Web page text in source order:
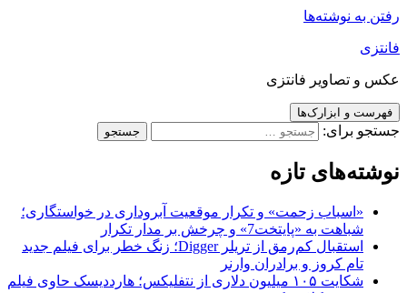
رفتن به نوشته‌ها
فانتزی
عکس و تصاویر فانتزی
فهرست و ابزارک‌ها
جستجو برای:
نوشته‌های تازه
«اسباب زحمت» و تکرار موقعیت آبروداری در خواستگاری؛
شباهت به «پایتخت7» و چرخش بر مدار تکرار
استقبال کم‌رمق از تریلر Digger؛ زنگ خطر برای فیلم جدید
تام کروز و برادران وارنر
شکایت ۱۰۵ میلیون دلاری از نتفلیکس؛ هارددیسک حاوی فیلم